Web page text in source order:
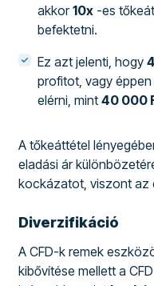
akkor10x -es
befektetni.
Ez azt jelenti, hogy
profitot, vagy
elérni, mint40 000
A tőkeáttétel
eladási ár
kockázatot, viszont az
Diverzifikáció
A CFD-k remek
kibővítése mellett a